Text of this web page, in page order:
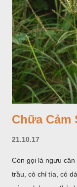
Chữa Cảm
21.10.17
Còn gọi là ngưu
trầu, cỏ chỉ tía, cỏ